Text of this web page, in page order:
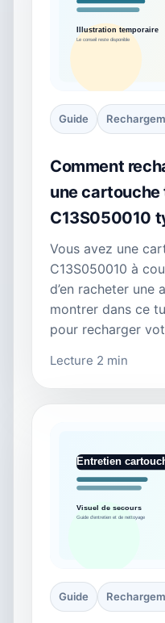
Guide
Comment
une cartouche
C13S050010
Vous avez une
C13S050010 à
d’en racheter une
montrer dans ce
pour recharger
Lecture 2 min
Guide